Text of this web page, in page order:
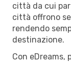
città da cui
città offrono
rendendo
destinazione.
Con eDreams,